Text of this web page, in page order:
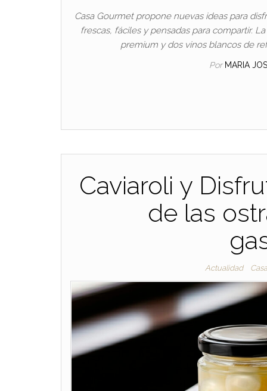
Casa Gourmet propone nuevas ideas para
frescas, fáciles y pensadas para compartir.
premium y dos vinos blancos de
Por MARIA
Caviaroli y
de las
Actualidad